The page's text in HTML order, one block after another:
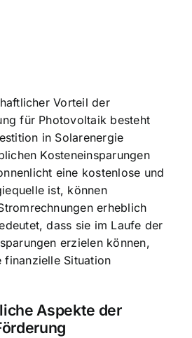
Vorteil der
für Photovoltaik besteht
in Solarenergie
Kosteneinsparungen
eine kostenlose und
ist, können
erheblich
dass sie im Laufe der
erzielen können,
finanzielle Situation
Aspekte der